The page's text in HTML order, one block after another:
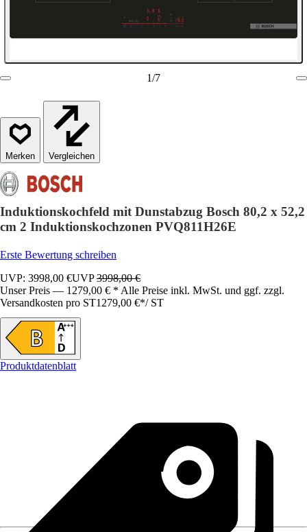
1/7
Vergleichen
Induktionskochfeld mit Dunstabzug Bosch 80,2 x 52,2
cm 2 Induktionskochzonen PVQ811H26E
Erste Bewertung schreiben
UVP: 3998,00 €UVP3998,00 €
Unser Preis — 1279,00 € * Alle Preise inkl. MwSt. und ggf. zzgl.
Versandkosten pro ST1279,00 €*/ ST
Produktdatenblatt